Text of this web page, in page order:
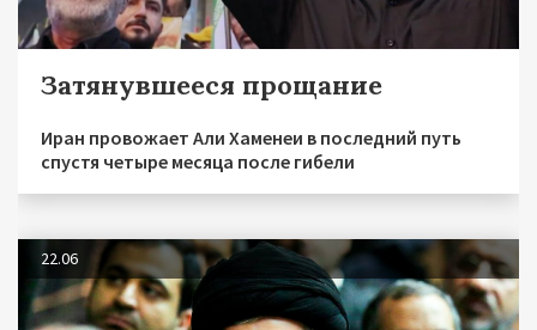
Затянувшееся прощание
Иран провожает Али Хаменеи в последний путь
спустя четыре месяца после гибели
22.06